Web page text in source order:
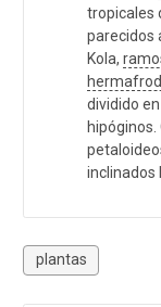
tropicales
parecidos
Kola,
dividido
hipóginos.
inclinados
plantas